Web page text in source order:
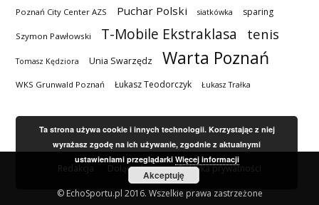
Poznań City Center AZS Puchar Polski siatkówka sparing
Szymon Pawłowski T-Mobile Ekstraklasa tenis
Tomasz Kędziora Unia Swarzędz Warta Poznań
WKS Grunwald Poznań Łukasz Teodorczyk Łukasz Trałka
Redakcja Dołącz do nas Polityka prywatności
© EchoSportu.pl 2016. Wszelkie prawa zastrzeżone
Ta strona używa cookie i innych technologii. Korzystając z niej
wyrażasz zgodę na ich używanie, zgodnie z aktualnymi
ustawieniami przeglądarki Więcej informacji
Akceptuję